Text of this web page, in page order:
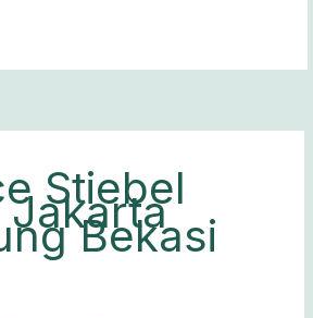
Stiebel
Jakarta
Bekasi